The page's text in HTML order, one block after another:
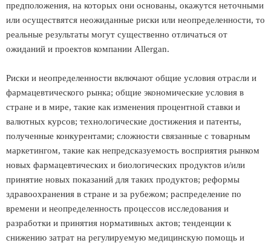
предположения, на которых они основаны, окажутся неточными
или осуществятся неожиданные риски или неопределенности, то
реальные результаты могут существенно отличаться от
ожиданий и проектов компании Allergan.
Риски и неопределенности включают общие условия отрасли и
фармацевтического рынка; общие экономические условия в
стране и в мире, такие как изменения процентной ставки и
валютных курсов; технологические достижения и патенты,
полученные конкурентами; сложности связанные с товарным
маркетингом, такие как непредсказуемость восприятия рынком
новых фармацевтических и биологических продуктов и/или
принятие новых показаний для таких продуктов; реформы
здравоохранения в стране и за рубежом; распределение по
времени и неопределенность процессов исследования и
разработки и принятия нормативных актов; тенденции к
снижению затрат на регулируемую медицинскую помощь и